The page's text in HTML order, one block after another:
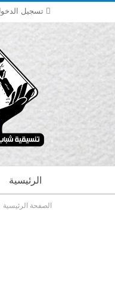
تسجيل
الرئيسية
الصفحة الرئيسية